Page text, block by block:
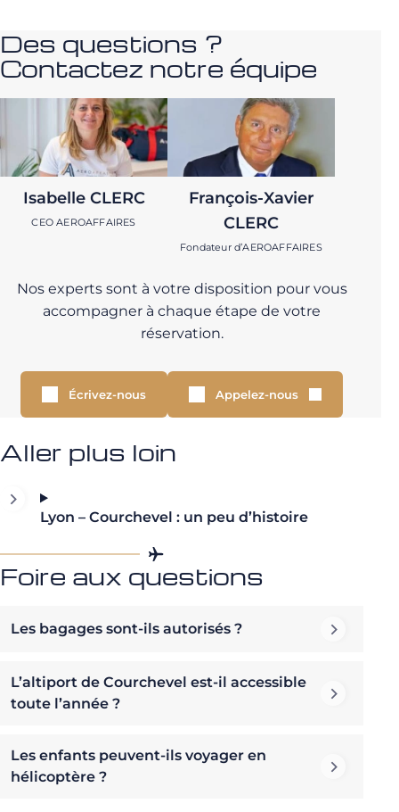
Des questions ?
Contactez notre équipe
Isabelle CLERC
CEO AEROAFFAIRES
François-Xavier
CLERC
Fondateur d’AEROAFFAIRES
Nos experts sont à votre disposition pour vous
accompagner à chaque étape de votre
réservation.
Écrivez-nous Appelez-nous
Aller plus loin
Lyon – Courchevel : un peu d’histoire
Foire aux questions
Les bagages sont-ils autorisés ?
L’altiport de Courchevel est-il accessible
toute l’année ?
Les enfants peuvent-ils voyager en
hélicoptère ?